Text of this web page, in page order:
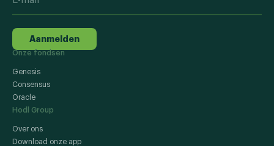
Aanmelden
Onze fondsen
Genesis
Consensus
Oracle
Hodl Group
Over ons
Download onze app